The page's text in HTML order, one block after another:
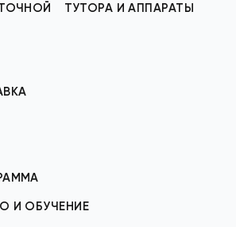
ТУТОРА И АППАРАТЫ
И ОБУЧЕНИЕ